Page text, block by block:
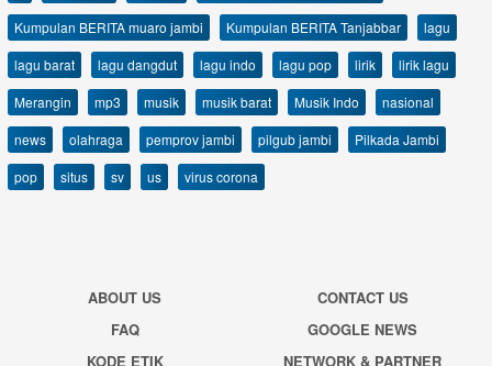
Kumpulan BERITA muaro jambi
Kumpulan BERITA Tanjabbar
lagu
lagu barat
lagu dangdut lagu indo lagu pop lirik
lirik lagu
Merangin
mp3 musik musik barat Musik Indo
nasional
news
olahraga pemprov jambi pilgub jambi
Pilkada Jambi
pop
situs sv us virus corona
ABOUT US
CONTACT US
FAQ
GOOGLE NEWS
KODE ETIK
NETWORK & PARTNER